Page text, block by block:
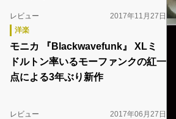
レビュー
2017年11月27日
洋楽
モニカ 『Blackwavefunk』 XLミ
ドルトン率いるモーファンクの紅一
点による3年ぶり新作
レビュー
2017年06月27日